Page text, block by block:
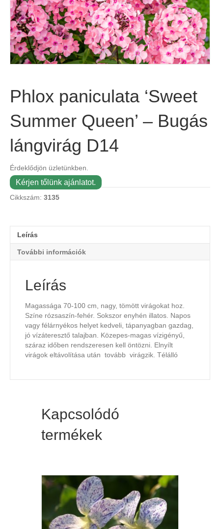
Phlox paniculata ‘Sweet
Summer Queen’ – Bugás
lángvirág D14
Érdeklődjön üzletünkben.
Kérjen tőlünk ajánlatot.
Cikkszám: 3135
Leírás
További információk
Leírás
Magassága 70-100 cm, nagy, tömött virágokat hoz.
Színe rózsaszín-fehér. Sokszor enyhén illatos. Napos
vagy félárnyékos helyet kedveli, tápanyagban gazdag,
jó vízáteresztő talajban. Közepes-magas vízigényű,
száraz időben rendszeresen kell öntözni. Elnyílt
virágok eltávolítása után tovább virágzik. Télálló
Kapcsolódó
termékek